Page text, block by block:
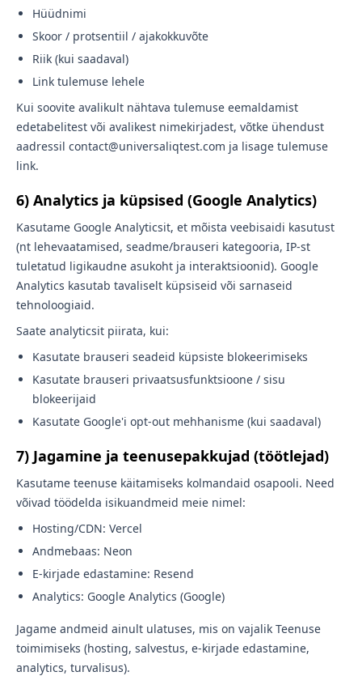
Hüüdnimi
Skoor / protsentiil / ajakokkuvõte
Riik (kui saadaval)
Link tulemuse lehele
Kui soovite avalikult nähtava tulemuse eemaldamist
edetabelitest või avalikest nimekirjadest, võtke ühendust
aadressil contact@universaliqtest.com ja lisage tulemuse
link.
6) Analytics ja küpsised (Google Analytics)
Kasutame Google Analyticsit, et mõista veebisaidi kasutust
(nt lehevaatamised, seadme/brauseri kategooria, IP-st
tuletatud ligikaudne asukoht ja interaktsioonid). Google
Analytics kasutab tavaliselt küpsiseid või sarnaseid
tehnoloogiaid.
Saate analyticsit piirata, kui:
Kasutate brauseri seadeid küpsiste blokeerimiseks
Kasutate brauseri privaatsusfunktsioone / sisu
blokeerijaid
Kasutate Google'i opt-out mehhanisme (kui saadaval)
7) Jagamine ja teenusepakkujad (töötlejad)
Kasutame teenuse käitamiseks kolmandaid osapooli. Need
võivad töödelda isikuandmeid meie nimel:
Hosting/CDN: Vercel
Andmebaas: Neon
E-kirjade edastamine: Resend
Analytics: Google Analytics (Google)
Jagame andmeid ainult ulatuses, mis on vajalik Teenuse
toimimiseks (hosting, salvestus, e-kirjade edastamine,
analytics, turvalisus).